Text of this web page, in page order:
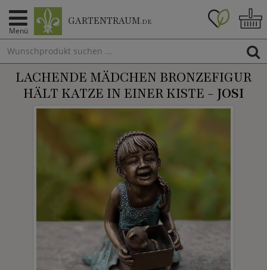
Menü
GARTENTRAUM.DE
LACHENDE MÄDCHEN BRONZEFIGUR
HÄLT KATZE IN EINER KISTE - JOSI